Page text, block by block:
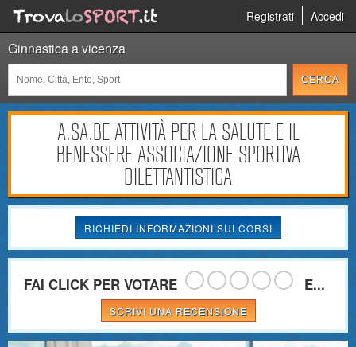
Registrati Accedi
Ginnastica a vicenza
A.SA.BE ATTIVITÀ PER LA SALUTE E IL
BENESSERE ASSOCIAZIONE SPORTIVA
DILETTANTISTICA
RICHIEDI INFORMAZIONI SUI CORSI
FAI CLICK PER VOTARE E...
SCRIVI UNA RECENSIONE